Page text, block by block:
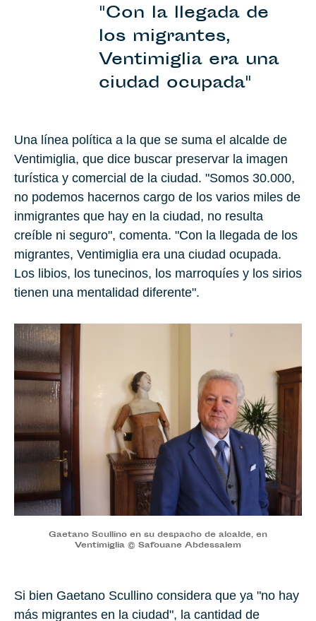
"Con la llegada de
los migrantes,
Ventimiglia era una
ciudad ocupada"
Una línea política a la que se suma el alcalde de
Ventimiglia, que dice buscar preservar la imagen
turística y comercial de la ciudad. "Somos 30.000,
no podemos hacernos cargo de los varios miles de
inmigrantes que hay en la ciudad, no resulta
creíble ni seguro", comenta. "Con la llegada de los
migrantes, Ventimiglia era una ciudad ocupada.
Los libios, los tunecinos, los marroquíes y los sirios
tienen una mentalidad diferente".
Gaetano Scullino en su despacho de alcalde, en
Ventimiglia © Safouane Abdessalem
Si bien Gaetano Scullino considera que ya "no hay
más migrantes en la ciudad", la cantidad de